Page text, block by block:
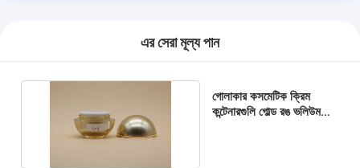
এর সেরা মূল্য পান
গোলাকার কসমেটিক ক্রিম
কন্টেনারগুলি গোল্ড রঙ ভলিউম